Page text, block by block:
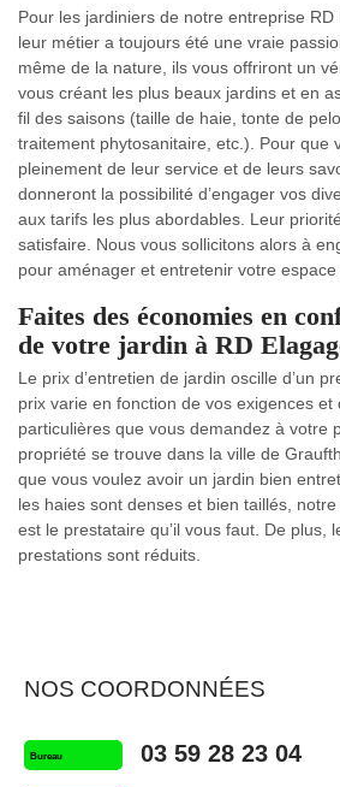
Pour les jardiniers de notre entreprise RD
leur métier a toujours été une vraie
même de la nature, ils vous offriront un
vous créant les plus beaux jardins et en
fil des saisons (taille de haie, tonte de
traitement phytosanitaire, etc.). Pour que
pleinement de leur service et de leurs
donneront la possibilité d’engager vos
aux tarifs les plus abordables. Leur
satisfaire. Nous vous sollicitons alors à
pour aménager et entretenir votre espace
Faites des économies en
de votre jardin à RD
Le prix d’entretien de jardin oscille d’un
prix varie en fonction de vos exigences et
particulières que vous demandez à votre
propriété se trouve dans la ville de
que vous voulez avoir un jardin bien
les haies sont denses et bien taillés,
est le prestataire qu’il vous faut. De plus,
prestations sont réduits.
NOS COORDONNÉES
Bureau 03 59 28 23 04